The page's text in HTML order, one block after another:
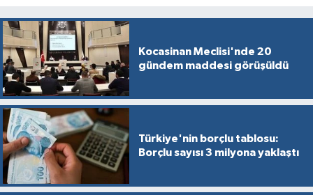
Kocasinan Meclisi'nde 20
gündem maddesi görüşüldü
Türkiye'nin borçlu tablosu:
Borçlu sayısı 3 milyona yaklaştı